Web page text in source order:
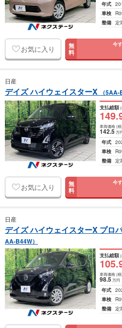
年式
車検
整備 定
お気に入り 無
料
今
日産
デイズ ハイウェイスターX （5AA-
支払総額(
149
車両価格(税
142.5万
年式
車検
整備 定
お気に入り 無
料
今
日産
デイズ ハイウェイスターX プロ
AA-B44W）
支払総額(
105
車両価格(税
98.5万円
年式
車検
整備 定